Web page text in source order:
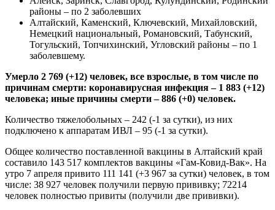
районы – по 2 заболевших
Алтайский, Каменский, Ключевский, Михайловский,
Немецкий национальный, Романовский, Табунский,
Тогульский, Топчихинский, Угловский районы – по 1
заболевшему.
Умерло 2 769 (+12) человек, все взрослые, в том числе по
причинам смерти: коронавирусная инфекция – 1 883 (+12)
человека; иные причины смерти – 886 (+0) человек.
Количество тяжелобольных – 242 (-1 за сутки), из них
подключено к аппаратам ИВЛ – 95 (-1 за сутки).
Общее количество поставленной вакцины в Алтайский край
составило 143 517 комплектов вакцины «Гам-Ковид-Вак». На
утро 7 апреля привито 111 141 (+3 967 за сутки) человек, в том
числе: 38 927 человек получили первую прививку; 72214
человек полностью привиты (получили две прививки).